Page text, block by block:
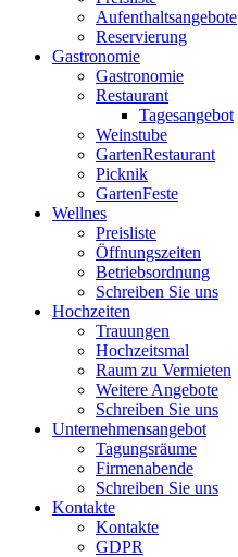
Aufenthaltsangebote
Reservierung
Gastronomie
Gastronomie
Restaurant
Tagesangebot
Weinstube
GartenRestaurant
Picknik
GartenFeste
Wellnes
Preisliste
Öffnungszeiten
Betriebsordnung
Schreiben Sie uns
Hochzeiten
Trauungen
Hochzeitsmal
Raum zu Vermieten
Weitere Angebote
Schreiben Sie uns
Unternehmensangebot
Tagungsräume
Firmenabende
Schreiben Sie uns
Kontakte
Kontakte
GDPR